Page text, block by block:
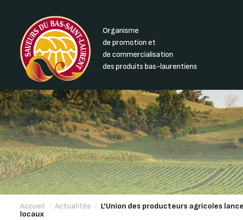
Organisme
de promotion et
de commercialisation
des produits bas-laurentiens
Accueil / Actualités / L’Union des producteurs agricoles
locaux